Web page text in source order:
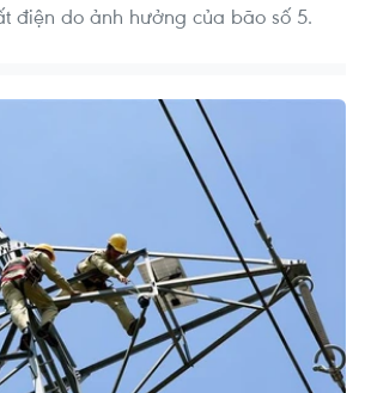
điện do ảnh hưởng của bão số 5.